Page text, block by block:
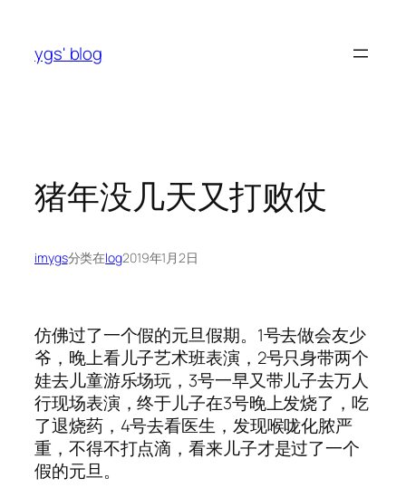
ygs' blog
猪年没几天又打败仗
imygs分类在log2019年1月2日
仿佛过了一个假的元旦假期。1号去做会友少
爷，晚上看儿子艺术班表演，2号只身带两个
娃去儿童游乐场玩，3号一早又带儿子去万人
行现场表演，终于儿子在3号晚上发烧了，吃
了退烧药，4号去看医生，发现喉咙化脓严
重，不得不打点滴，看来儿子才是过了一个
假的元旦。